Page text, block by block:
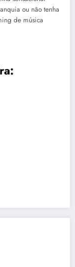
ou não tenha
de música